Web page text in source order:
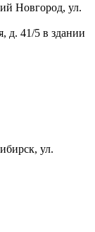
Новгород, ул.
д. 41/5 в здании
ул.